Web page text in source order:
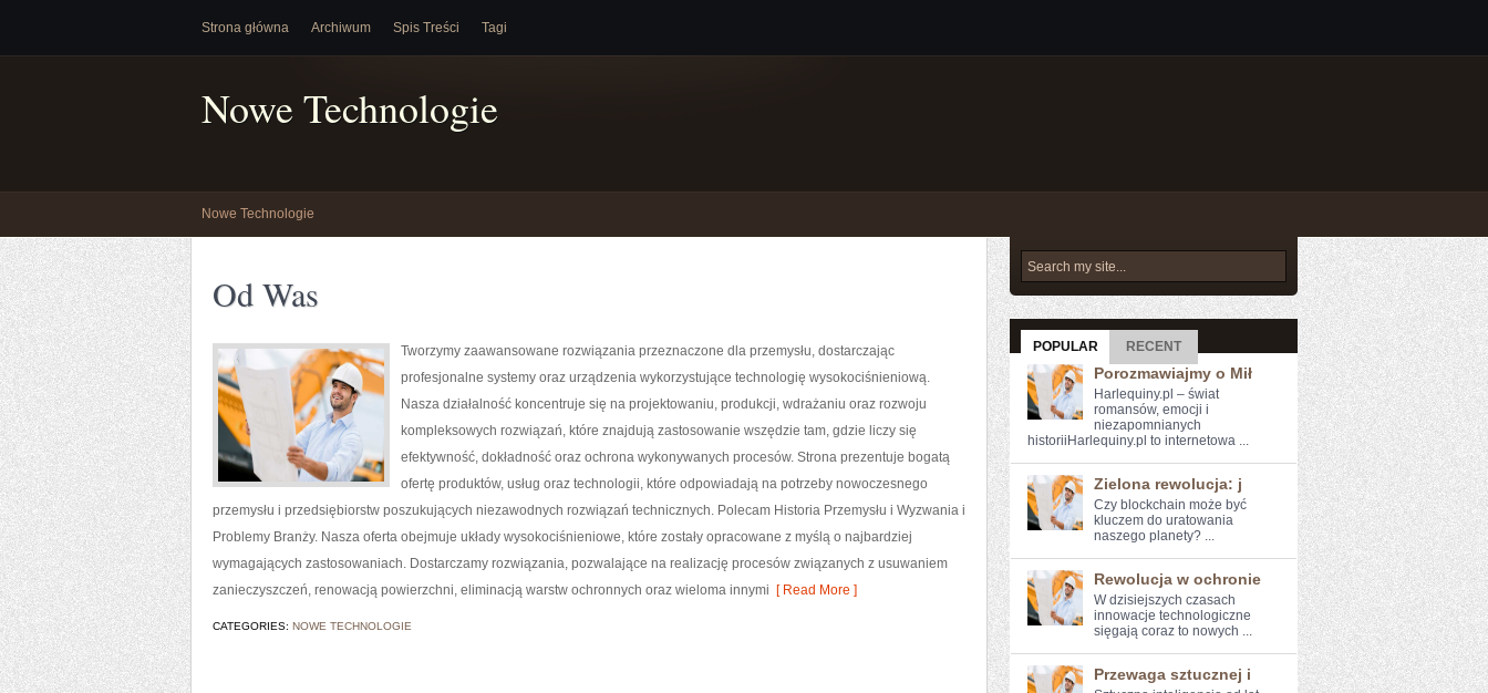
Strona główna Archiwum Spis Treści Tagi
Nowe Technologie
Nowe Technologie
Od Was
Tworzymy zaawansowane rozwiązania przeznaczone dla przemysłu, dostarczając
profesjonalne systemy oraz urządzenia wykorzystujące technologię wysokociśnieniową.
Nasza działalność koncentruje się na projektowaniu, produkcji, wdrażaniu oraz rozwoju
kompleksowych rozwiązań, które znajdują zastosowanie wszędzie tam, gdzie liczy się
efektywność, dokładność oraz ochrona wykonywanych procesów. Strona prezentuje bogatą
ofertę produktów, usług oraz technologii, które odpowiadają na potrzeby nowoczesnego
przemysłu i przedsiębiorstw poszukujących niezawodnych rozwiązań technicznych. Polecam Historia Przemysłu i Wyzwania i
Problemy Branży. Nasza oferta obejmuje układy wysokociśnieniowe, które zostały opracowane z myślą o najbardziej
wymagających zastosowaniach. Dostarczamy rozwiązania, pozwalające na realizację procesów związanych z usuwaniem
zanieczyszczeń, renowacją powierzchni, eliminacją warstw ochronnych oraz wieloma innymi [ Read More ]
CATEGORIES: NOWE TECHNOLOGIE
POPULAR RECENT
Porozmawiajmy o Mił
Harlequiny.pl – świat
romansów, emocji i
niezapomnianych
historiiHarlequiny.pl to internetowa ...
Zielona rewolucja: j
Czy blockchain może być
kluczem do uratowania
naszego ⁣planety? ...
Rewolucja w ochronie
W dzisiejszych czasach‍
innowacje technologiczne
sięgają coraz to nowych ...
Przewaga sztucznej i